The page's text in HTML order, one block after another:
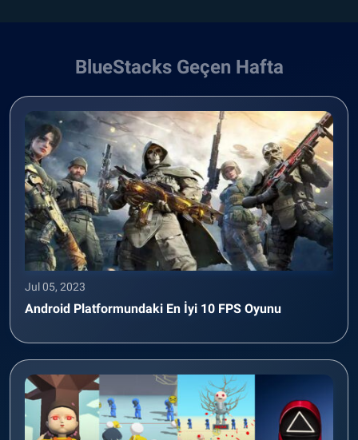
BlueStacks Geçen Hafta
Jul 05, 2023
Android Platformundaki En İyi 10 FPS Oyunu